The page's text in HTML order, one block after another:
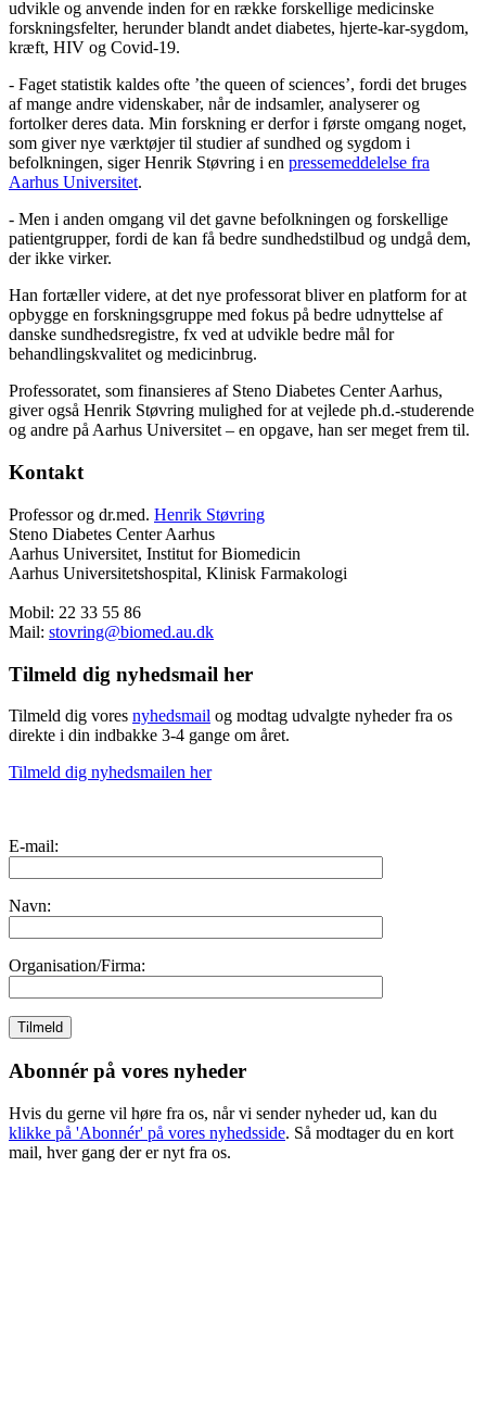
udvikle og anvende inden for en række forskellige medicinske
forskningsfelter, herunder blandt andet diabetes, hjerte-kar-sygdom,
kræft, HIV og Covid-19.
- Faget statistik kaldes ofte ’the queen of sciences’, fordi det bruges
af mange andre videnskaber, når de indsamler, analyserer og
fortolker deres data. Min forskning er derfor i første omgang noget,
som giver nye værktøjer til studier af sundhed og sygdom i
befolkningen, siger Henrik Støvring i en pressemeddelelse fra
Aarhus Universitet.
- Men i anden omgang vil det gavne befolkningen og forskellige
patientgrupper, fordi de kan få bedre sundhedstilbud og undgå dem,
der ikke virker.
Han fortæller videre, at det nye professorat bliver en platform for at
opbygge en forskningsgruppe med fokus på bedre udnyttelse af
danske sundhedsregistre, fx ved at udvikle bedre mål for
behandlingskvalitet og medicinbrug.
Professoratet, som finansieres af Steno Diabetes Center Aarhus,
giver også Henrik Støvring mulighed for at vejlede ph.d.-studerende
og andre på Aarhus Universitet – en opgave, han ser meget frem til.
Kontakt
Professor og dr.med. Henrik Støvring
Steno Diabetes Center Aarhus
Aarhus Universitet, Institut for Biomedicin
Aarhus Universitetshospital, Klinisk Farmakologi
Mobil: 22 33 55 86
Mail: stovring@biomed.au.dk
Tilmeld dig nyhedsmail her
Tilmeld dig vores nyhedsmail og modtag udvalgte nyheder fra os
direkte i din indbakke 3-4 gange om året.
Tilmeld dig nyhedsmailen her
E-mail:
Navn:
Organisation/Firma:
Abonnér på vores nyheder
Hvis du gerne vil høre fra os, når vi sender nyheder ud, kan du
klikke på 'Abonnér' på vores nyhedsside. Så modtager du en kort
mail, hver gang der er nyt fra os.